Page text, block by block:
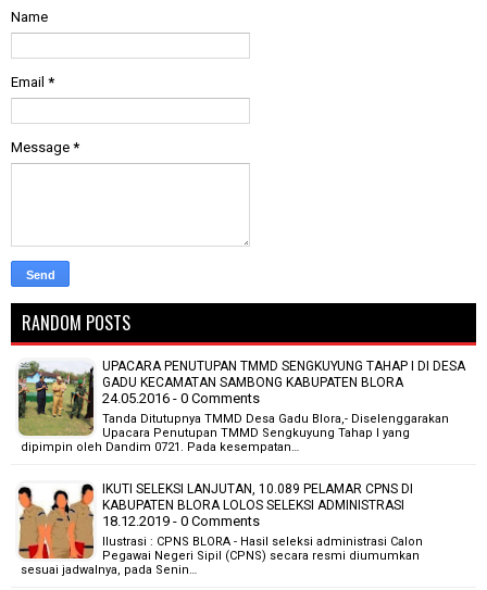
Name
Email *
Message *
RANDOM POSTS
UPACARA PENUTUPAN TMMD SENGKUYUNG TAHAP I DI DESA
GADU KECAMATAN SAMBONG KABUPATEN BLORA
24.05.2016 - 0 Comments
Tanda Ditutupnya TMMD Desa Gadu Blora,- Diselenggarakan
Upacara Penutupan TMMD Sengkuyung Tahap I yang
dipimpin oleh Dandim 0721. Pada kesempatan…
IKUTI SELEKSI LANJUTAN, 10.089 PELAMAR CPNS DI
KABUPATEN BLORA LOLOS SELEKSI ADMINISTRASI
18.12.2019 - 0 Comments
Ilustrasi : CPNS BLORA - Hasil seleksi administrasi Calon
Pegawai Negeri Sipil (CPNS) secara resmi diumumkan
sesuai jadwalnya, pada Senin…